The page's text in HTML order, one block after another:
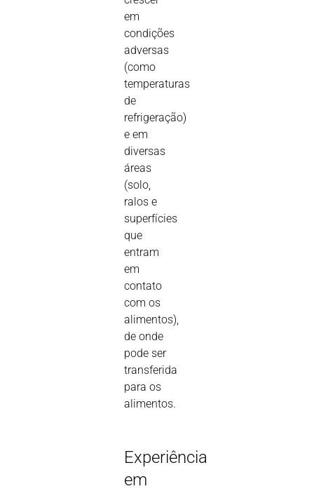
em
condições
adversas
(como
temperaturas
de
refrigeração)
e em
diversas
áreas
(solo,
ralos e
superfícies
que
entram
em
contato
com os
alimentos),
de onde
pode ser
transferida
para os
alimentos.
Experiência
em